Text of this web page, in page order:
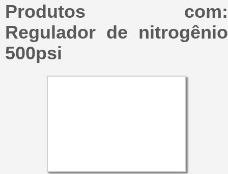
Produtos com:
Regulador de nitrogênio
500psi